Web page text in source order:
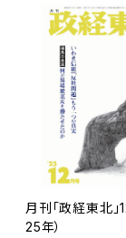
月刊「政経東北」
25年）